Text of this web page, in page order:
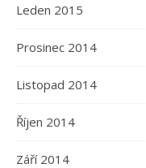
Leden 2015
Prosinec 2014
Listopad 2014
Říjen 2014
Září 2014